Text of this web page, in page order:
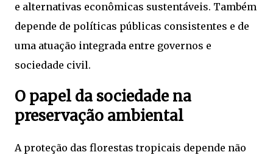
e alternativas econômicas sustentáveis. Também
depende de políticas públicas consistentes e de
uma atuação integrada entre governos e
sociedade civil.
O papel da sociedade na
preservação ambiental
A proteção das florestas tropicais depende não